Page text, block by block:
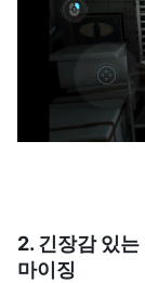
2. 긴장감 있
마이징